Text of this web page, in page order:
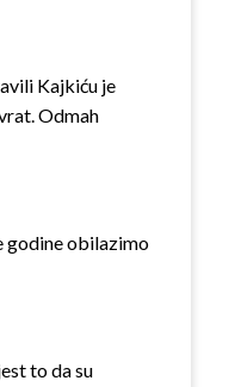
Kajkiću je
Odmah
godine obilazimo
to da su